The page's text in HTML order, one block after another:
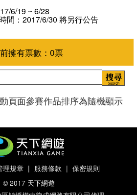
6/19 ~ 6/28
間：2017/6/30 將另行公告
當前擁有票數：
頁面參賽作品排序為隨機顯示
理規章 | 服務條款 | 保密規則
© 2017 天下網遊